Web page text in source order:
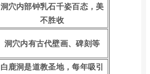
洞穴内部钟乳石千姿百态，美
不胜收
洞穴内有古代壁画、碑刻等
白鹿洞是道教圣地，每年吸引